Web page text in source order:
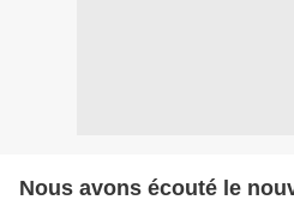
Nous avons écouté le